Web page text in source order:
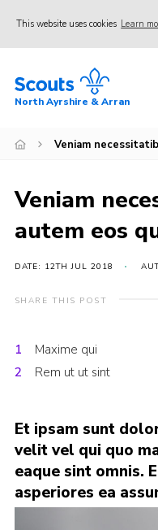
This website uses cookies Learn
Home
Join
Events
Gallery
Contact
Members Area
Vacancies
Contact
North Ayrshire & Arran
Veniam
Veniam
autem eos
DATE: 12TH JUL 2018
SHARE THIS POST
Maxime qui
Rem ut ut sint
Et ipsam sunt
velit vel qui quo
eaque sint omnis.
asperiores ea